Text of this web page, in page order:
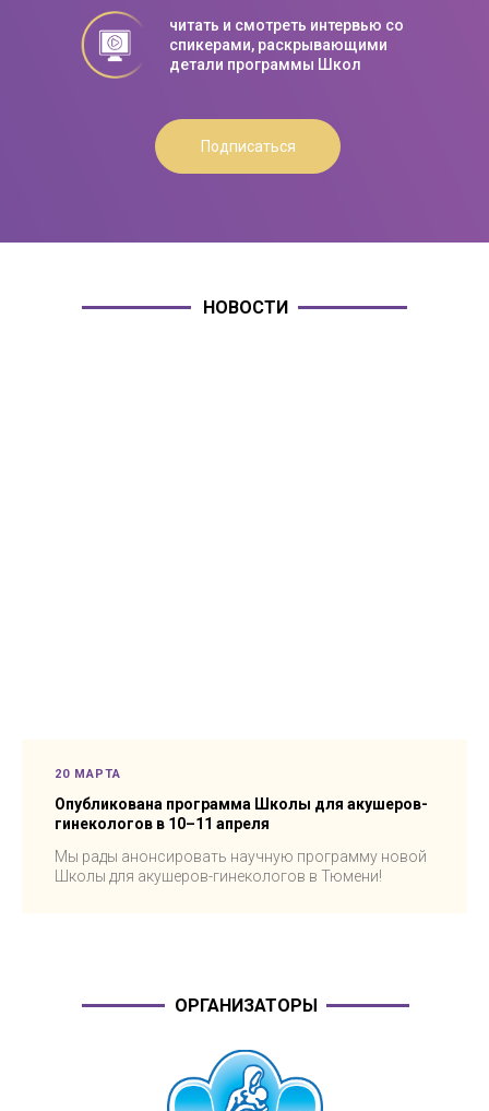
Подписаться
читать и смотреть интервью со
спикерами, раскрывающими
детали программы Школ
НОВОСТИ
20 МАРТА
Опубликована программа Школы для акушеров-
гинекологов в 10–11 апреля
Мы рады анонсировать научную программу новой
Школы для акушеров-гинекологов в Тюмени!
ОРГАНИЗАТОРЫ